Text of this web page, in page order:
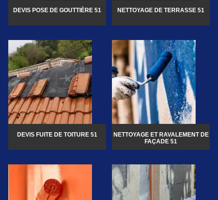
DEVIS POSE DE GOUTTIÈRE 51 NETTOYAGE DE TERRASSE 51
DEVIS FUITE DE TOITURE 51
NETTOYAGE ET RAVALEMENT DE
FAÇADE 51